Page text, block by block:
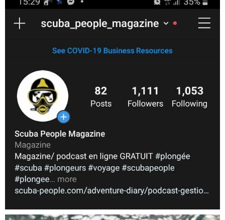
scuba_people_magazine
Nov 5